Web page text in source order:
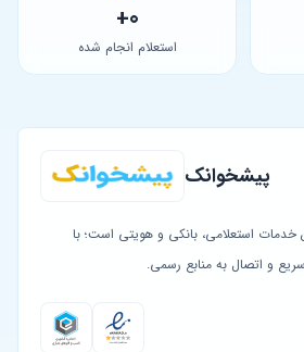
0+
استعلام انجام شده
پیشخوانک
خدمات استعلامی، بانکی و هویتی است؛ با
و اتصال به منابع رسمی.